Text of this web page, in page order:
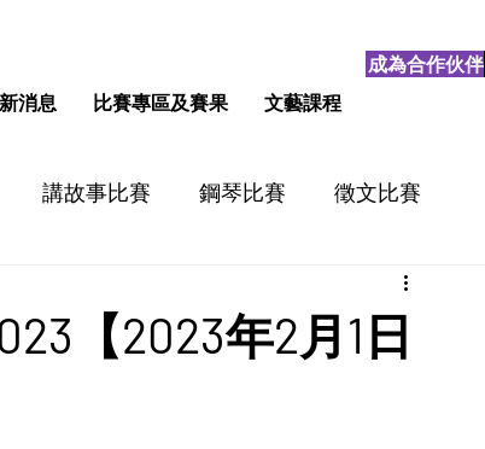
消息 比賽專區及賽果 文藝課程
成為合作伙伴
講故事比賽 鋼琴比賽 徵文比賽
【2023年2月1日